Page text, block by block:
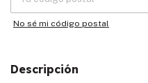
No sé mi código postal
Descripción